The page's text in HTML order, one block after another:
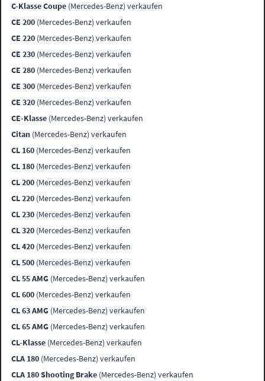
C-Klasse Coupe (Mercedes-Benz) verkaufen
CE 200 (Mercedes-Benz) verkaufen
CE 220 (Mercedes-Benz) verkaufen
CE 230 (Mercedes-Benz) verkaufen
CE 280 (Mercedes-Benz) verkaufen
CE 300 (Mercedes-Benz) verkaufen
CE 320 (Mercedes-Benz) verkaufen
CE-Klasse (Mercedes-Benz) verkaufen
Citan (Mercedes-Benz) verkaufen
CL 160 (Mercedes-Benz) verkaufen
CL 180 (Mercedes-Benz) verkaufen
CL 200 (Mercedes-Benz) verkaufen
CL 220 (Mercedes-Benz) verkaufen
CL 230 (Mercedes-Benz) verkaufen
CL 320 (Mercedes-Benz) verkaufen
CL 420 (Mercedes-Benz) verkaufen
CL 500 (Mercedes-Benz) verkaufen
CL 55 AMG (Mercedes-Benz) verkaufen
CL 600 (Mercedes-Benz) verkaufen
CL 63 AMG (Mercedes-Benz) verkaufen
CL 65 AMG (Mercedes-Benz) verkaufen
CL-Klasse (Mercedes-Benz) verkaufen
CLA 180 (Mercedes-Benz) verkaufen
CLA 180 Shooting Brake (Mercedes-Benz) verkaufen